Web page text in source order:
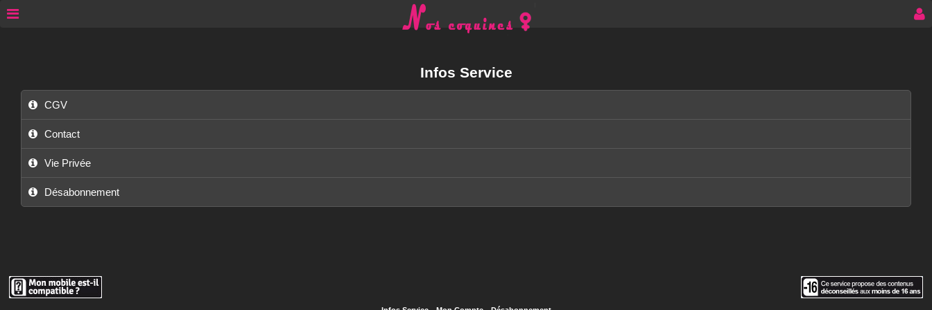
Infos Service
CGV
Contact
Vie Privée
Désabonnement